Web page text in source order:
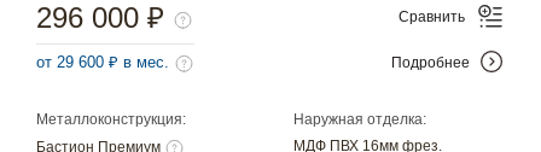
Металлоконструкция:
Бастион Премиум
Наружная отделка:
МДФ ПВХ 16мм фрез.
296 000 ₽
от 29 600 ₽ в мес.
Сравнить
Подробнее